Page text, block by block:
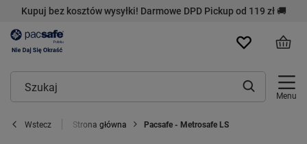
Kupuj bez kosztów wysyłki! Darmowe DPD Pickup od 119 zł 🚚
Menu
Wstecz Strona główna Pacsafe - Metrosafe LS